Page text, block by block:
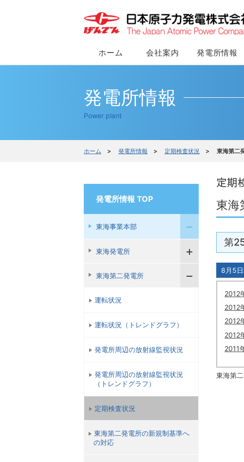
ホーム 会社案内 発電所情報
発電所情報
Power plant
ホーム > 発電所情報 > 定期検査状況 > 東海第二発
東海
第
8月5
東海第
発電所情報 TOP
東海事業本部
東海発電所
東海第二発電所
運転状況
運転状況（トレンドグラフ）
発電所周辺の放射線監視状況
発電所周辺の放射線監視状況
（トレンドグラフ）
定期検査状況
東海第二発電所の新規制基準へ
の対応